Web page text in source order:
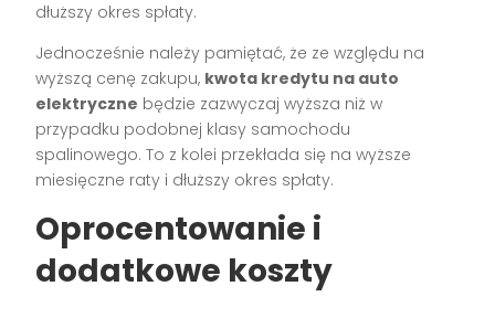
dłuższy okres spłaty.
Jednocześnie należy pamiętać, że ze względu na
wyższą cenę zakupu, kwota kredytu na auto
elektryczne będzie zazwyczaj wyższa niż w
przypadku podobnej klasy samochodu
spalinowego. To z kolei przekłada się na wyższe
miesięczne raty i dłuższy okres spłaty.
Oprocentowanie i
dodatkowe koszty